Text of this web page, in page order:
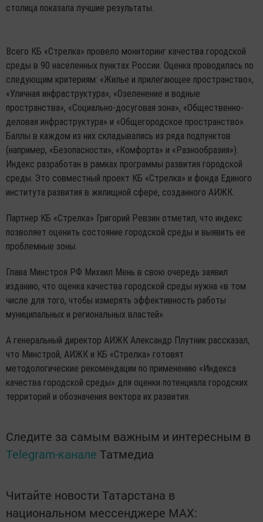
столица показала лучшие результаты.
Всего КБ «Стрелка» провело мониторинг качества городской
среды в 90 населенных пунктах России. Оценка проводилась по
следующим критериям: «Жилье и прилегающее пространство»,
«Уличная инфраструктура», «Озеленение и водные
пространства», «Социально-досуговая зона», «Общественно-
деловая инфраструктура» и «Общегородское пространство».
Баллы в каждом из них складывались из ряда подпунктов
(например, «Безопасности», «Комфорта» и «Разнообразия»).
Индекс разработан в рамках программы развития городской
среды. Это совместный проект КБ «Стрелка» и фонда Единого
института развития в жилищной сфере, созданного АИЖК.
Партнер КБ «Стрелка» Григорий Ревзин отметил, что индекс
позволяет оценить состояние городской среды и выявить ее
проблемные зоны.
Глава Минстроя РФ Михаил Мень в свою очередь заявил
изданию, что оценка качества городской среды нужна «в том
числе для того, чтобы измерять эффективность работы
муниципальных и региональных властей».
А генеральный директор АИЖК Александр Плутник рассказал,
что Минстрой, АИЖК и КБ «Стрелка» готовят
методологические рекомендации по применению «Индекса
качества городской среды» для оценки потенциала городских
территорий и обозначения вектора их развития.
Следите за самым важным и интересным в
Telegram-канале Татмедиа
Читайте новости Татарстана в
национальном мессенджере MАХ: